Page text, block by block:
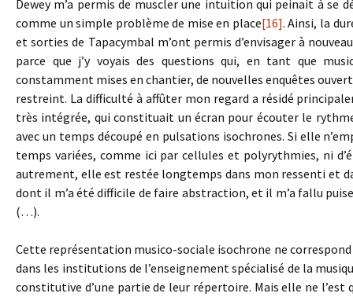
Dewey m’a permis de muscler une intuition qui peinait à se
comme un simple problème de mise en place[16]. Ainsi, la
et sorties de Tapacymbal m’ont permis d’envisager à
parce que j’y voyais des questions qui, en tant que
constamment mises en chantier, de nouvelles enquêtes
restreint. La difficulté à affûter mon regard a résidé
très intégrée, qui constituait un écran pour écouter le
avec un temps découpé en pulsations isochrones. Si elle
temps variées, comme ici par cellules et polyrythmies, ni
autrement, elle est restée longtemps dans mon ressenti et
dont il m’a été difficile de faire abstraction, et il m’a fallu
(…).
Cette représentation musico-sociale isochrone ne
dans les institutions de l’enseignement spécialisé de la
constitutive d’une partie de leur répertoire. Mais elle ne l’est